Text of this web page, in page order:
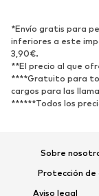
*Envío gratis para
inferiores a este
3,90€.
**El precio al que
****Gratuito para
cargos para las
******Todos los
Sobre
Protección de
Aviso legal